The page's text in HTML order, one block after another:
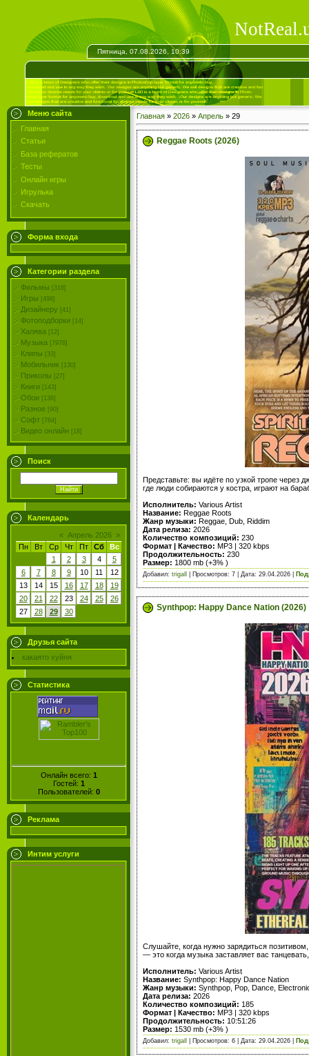
Пятница, 07.08.2026, 10:39
Меню сайта
Главная
Статьи
База рефератов
Тесты
Онлайн игры
Игрулька
Скачать
Форма входа
Категории раздела
Фильмы
[316]
Игры [496]
Дизайнеру [41]
Фотоподборки [14]
Халява [12]
Музыка [7978]
Клипы [33]
Мобильник [130]
Приколы [27]
Книги [143]
Обои [136]
Разное [90]
Софт [764]
Видео онлайн [18]
Поиск
Календарь
« Апрель 2026 »
Пн
Вт Ср Чт Пт Сб
Вс
1
2 3 4
5
6
7 8 9 10 11
12
13
14 15 16 17 18
19
20
21 22 23 24 25
26
27
28 29 30
Друзья сайта
какаято хуйня
Статистика
Онлайн всего: 1
Гостей: 1
Пользователей: 0
Реклама
Интим услуги
Главная » 2026 » Апрель » 29
Reggae Roots (2026)
Представьте: вы идёте по узкой тропе через
где люди собираются у костра, играют на
Исполнитель: Various Artist
Название: Reggae Roots
Жанр музыки: Reggae, Dub, Riddim
Дата релиза: 2026
Количество композиций: 230
Формат | Качество: MP3 | 320 kbps
Продолжительность: 230
Размер: 1800 mb (+3% )
Добавил: trigall | Просмотров: 7 | Дата: 29.04.2026
Synthpop: Happy Dance Nation (2026)
Слушайте, когда нужно зарядиться
— это когда музыка заставляет вас
Исполнитель: Various Artist
Название: Synthpop: Happy Dance Nation
Жанр музыки: Synthpop, Pop, Dance,
Дата релиза: 2026
Количество композиций: 185
Формат | Качество: MP3 | 320 kbps
Продолжительность: 10:51:26
Размер: 1530 mb (+3% )
Добавил: trigall | Просмотров: 6 | Дата: 29.04.2026